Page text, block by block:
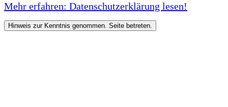
Mehr erfahren: Datenschutzerklärung lesen!
Hinweis zur Kenntnis genommen. Seite betreten.